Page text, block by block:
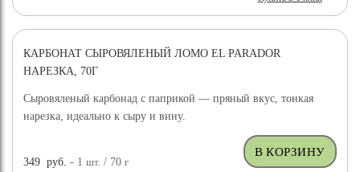
КАРБОНАТ СЫРОВЯЛЕНЫЙ ЛОМО EL PARADOR
НАРЕЗКА, 70Г
Сыровяленый карбонад с паприкой — пряный вкус, тонкая
нарезка, идеально к сыру и вину.
349 руб. - 1шт. / 70г